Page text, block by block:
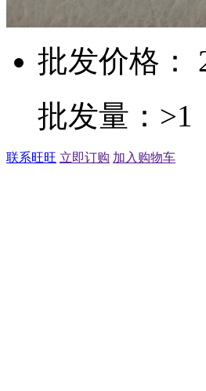
批发价格：
批发量：>1
联系旺旺 立即订购 加入购物车